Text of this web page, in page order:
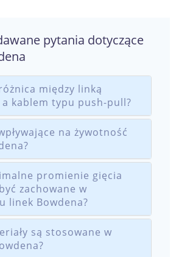
pytania dotyczące
między linką
a kablem typu push-pull?
na żywotność
promienie gięcia
zachowane w
linek Bowdena?
są stosowane w